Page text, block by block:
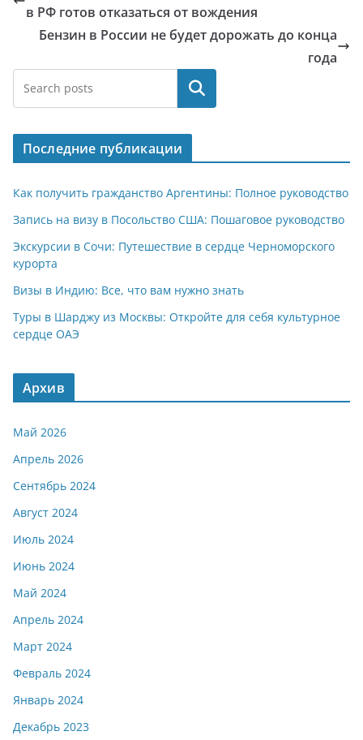
в РФ готов отказаться от вождения
Бензин в России не будет дорожать до конца
года
Поиск
Последние публикации
Как получить гражданство Аргентины: Полное руководство
Запись на визу в Посольство США: Пошаговое руководство
Экскурсии в Сочи: Путешествие в сердце Черноморского
курорта
Визы в Индию: Все, что вам нужно знать
Туры в Шарджу из Москвы: Откройте для себя культурное
сердце ОАЭ
Архив
Май 2026
Апрель 2026
Сентябрь 2024
Август 2024
Июль 2024
Июнь 2024
Май 2024
Апрель 2024
Март 2024
Февраль 2024
Январь 2024
Декабрь 2023